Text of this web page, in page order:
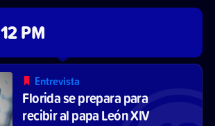
12 PM
Entrevista
Florida se prepara para
recibir al papa León XIV